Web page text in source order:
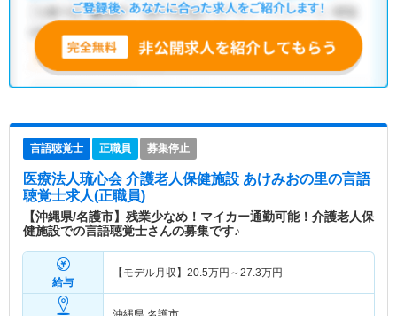
言語聴覚士 正職員 募集停止
医療法人琉心会 介護老人保健施設 あけみおの里の言語
聴覚士求人(正職員)
【沖縄県/名護市】残業少なめ！マイカー通勤可能！介護老人保
健施設での言語聴覚士さんの募集です♪
給与
【モデル月収】 20.5万円～27.3万円